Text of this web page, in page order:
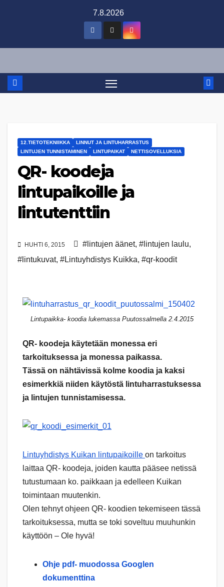
7.8.2026
12.TIETOTEKNIIKKA
LINNUT JA LINTUHARRASTUS
LINTUJEN TUNNISTAMINEN
LINTUPAIKAT NETTISOVELLUKSIA
QR- koodeja
lintupaikoille ja
lintutenttiin
HUHTI 6, 2015 #lintujen äänet, #lintujen laulu,
#lintukuvat, #Lintuyhdistys Kuikka, #qr-koodit
Lintupaikka- koodia lukemassa Puutossalmella 2.4.2015
QR- koodeja käytetään monessa eri
tarkoituksessa ja monessa paikassa.
Tässä on nähtävissä kolme koodia ja kaksi
esimerkkiä niiden käytöstä lintuharrastuksessa
ja lintujen tunnistamisessa.
Lintuyhdistys Kuikan lintupaikoille on tarkoitus
laittaa QR- koodeja, joiden kautta pääsee netissä
tutustumaan ko. paikkaan ja edelleen Kuikan
toimintaan muutenkin.
Olen tehnyt ohjeen QR- koodien tekemiseen tässä
tarkoituksessa, mutta se toki soveltuu muuhunkin
käyttöön – Ole hyvä!
Ohje pdf- muodossa Googlen
dokumenttina